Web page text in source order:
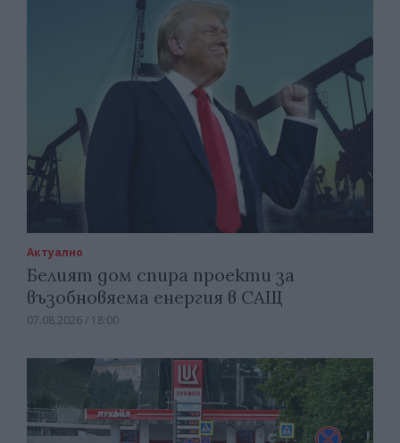
Актуално
Белият дом спира проекти за
възобновяема енергия в САЩ
07.08.2026 / 18:00